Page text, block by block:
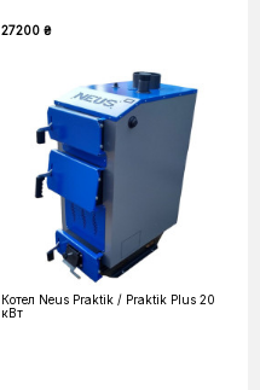
27200 ₴
Котел Neus Praktik / Praktik Plus 20
кВт